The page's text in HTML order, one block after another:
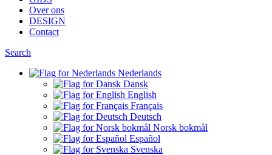
Over ons
DESIGN
Contact
Search
Nederlands
Dansk
English
Français
Deutsch
Norsk bokmål
Español
Svenska